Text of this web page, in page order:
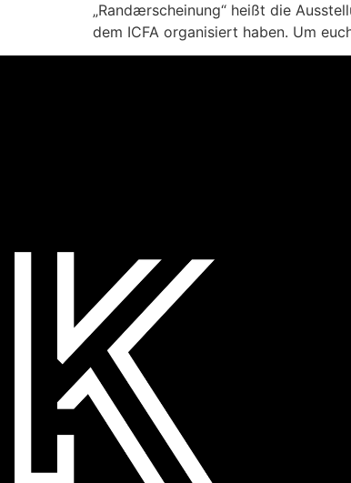
„Randærscheinung“ heißt die
dem ICFA organisiert haben. Um